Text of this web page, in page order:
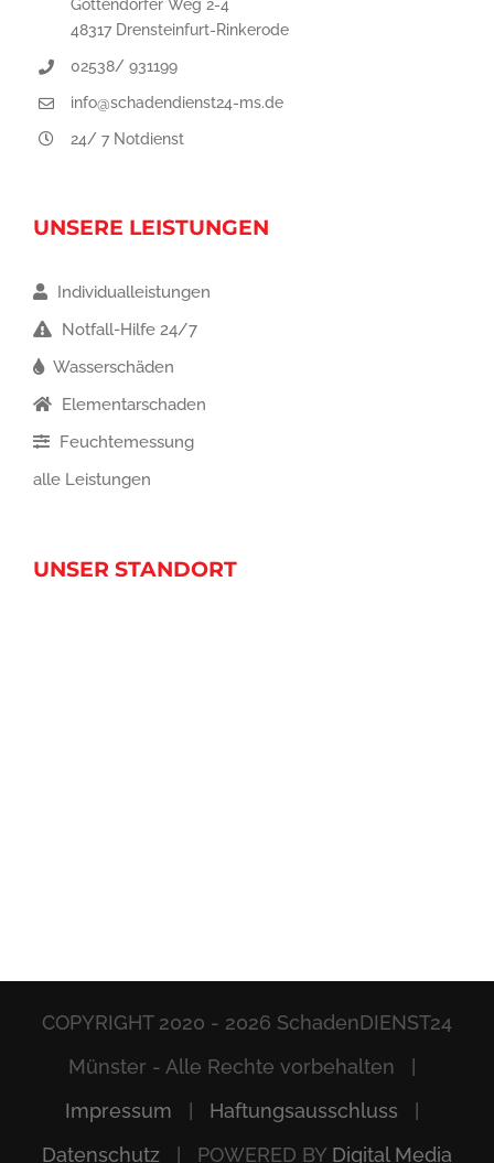
Göttendorfer Weg 2-4
48317 Drensteinfurt-Rinkerode
02538/ 931199
info@schadendienst24-ms.de
24/ 7 Notdienst
UNSERE LEISTUNGEN
Individualleistungen
Notfall-Hilfe 24/7
Wasserschäden
Elementarschaden
Feuchtemessung
alle Leistungen
UNSER STANDORT
COPYRIGHT 2020 - 2026 SchadenDIENST24
Münster - Alle Rechte vorbehalten |
Impressum
Haftungsausschluss
Datenschutz | POWERED BY Digital Media